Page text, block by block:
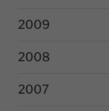
2009
2008
2007